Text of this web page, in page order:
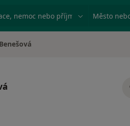
nemoc nebo příjmení Město